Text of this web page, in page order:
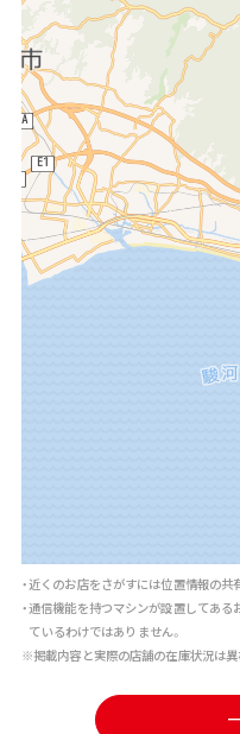
・近くのお店をさがすには位置情報の共
・通信機能を持つマシンが設置してあ
ているわけではありません。
※掲載内容と実際の店舗の在庫状況は異